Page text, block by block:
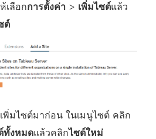
เลือกการตั้งค่า > เพิ่มไซต์แล้ว
ต์
พิ่มไซต์มาก่อน ในเมนูไซต์ คลิก
ทั้งหมดแล้วคลิกไซต์ใหม่